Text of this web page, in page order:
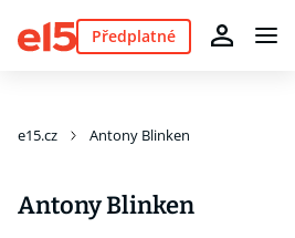
Předplatné
e15.cz Antony Blinken
Antony Blinken